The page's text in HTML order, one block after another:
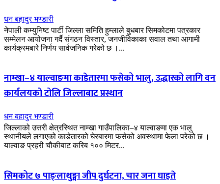
धन बहादुर भण्डारी
नेपाली कम्युनिष्ट पार्टी जिल्ला समिति हुम्लाले बुधबार सिमकोटमा पत्रकार
सम्मेलन आयोजना गर्दै संगठन विस्तार, जनजीविकाका सवाल तथा आगामी
कार्यक्रमबारे निर्णय सार्वजनिक गरेको छ ।...
नाम्खा–४ याल्वाङमा काडेतारमा फसेको भालु, उद्धारको लागि वन
कार्यलयको टोलि जिल्लाबाट प्रस्थान
धन बहादुर भण्डारी
जिल्लाको उत्तरी क्षेत्रस्थित नाम्खा गाउँपालिका–४ याल्वाङमा एक भालु
स्थानीयले लगाएको काडेतारको घेरबारमा फसेको अवस्थामा फेला परेको छ ।
याल्वाङ प्रहरी चौकीबाट करिब १०० मिटर...
सिमकोट ७ पाङ्लाथुङ्मा जीप दुर्घटना, चार जना घाइते